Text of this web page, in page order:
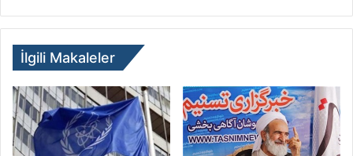
İlgili Makaleler